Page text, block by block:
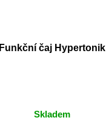
Funkční čaj Hypertonik
Skladem